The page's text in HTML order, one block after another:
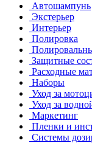
Автошампунь
Экстерьер
Интерьер
Полировка
Защитные
Расходные
Наборы
Уход за
Уход за
Маркетинг
Пленки и
Системы